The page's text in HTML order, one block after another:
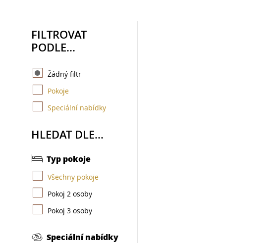
FILTROVAT
PODLE...
Žádný filtr
Pokoje
Speciální nabídky
HLEDAT DLE...
Typ pokoje
Všechny pokoje
Pokoj 2 osoby
Pokoj 3 osoby
Speciální nabídky